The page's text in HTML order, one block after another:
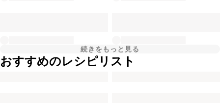
続きをもっと見る
おすすめのレシピリスト